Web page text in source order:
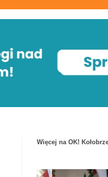
Więcej na OK!